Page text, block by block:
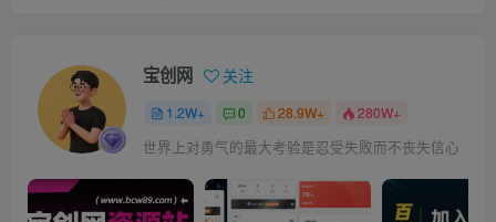
宝创网 关注
1.2W+ 0 28.9W+ 280W+
世界上对勇气的最大考验是忍受失败而不丧失信心